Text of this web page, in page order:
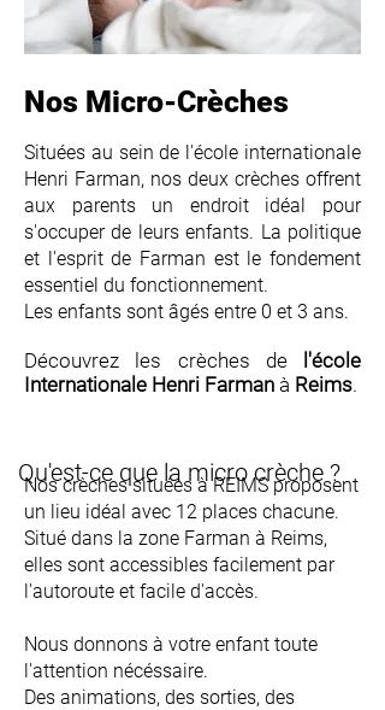
Nos Micro-Crèches
Situées au sein de l'école internationale
Henri Farman, nos deux crèches offrent
aux parents un endroit idéal pour
s'occuper de leurs enfants. La politique
et l'esprit de Farman est le fondement
essentiel du fonctionnement.
Les enfants sont âgés entre 0 et 3 ans.
Découvrez les crèches de l'école
Internationale Henri Farman à Reims.
Qu'est-ce que la micro crèche ?
Nos crèches situées à REIMS proposent
un lieu idéal avec 12 places chacune.
Situé dans la zone Farman à Reims,
elles sont accessibles facilement par
l'autoroute et facile d'accès.
Nous donnons à votre enfant toute
l'attention nécéssaire.
Des animations, des sorties, des